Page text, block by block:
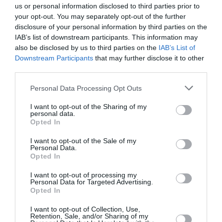
us or personal information disclosed to third parties prior to
your opt-out. You may separately opt-out of the further
disclosure of your personal information by third parties on the
IAB’s list of downstream participants. This information may
also be disclosed by us to third parties on the IAB’s List of
Downstream Participants that may further disclose it to other
Personal Data Processing Opt Outs
I want to opt-out of the Sharing of my
personal data.
Opted In
I want to opt-out of the Sale of my
Personal Data.
Opted In
I want to opt-out of processing my
Personal Data for Targeted Advertising.
Opted In
I want to opt-out of Collection, Use,
Retention, Sale, and/or Sharing of my
οποίες μπορεί να μην έχουν ανάγκη. Επίσης, ο
καφές είναιδιεγερτικός, συνεπώς χαρίζει
ενέργεια από μόνος του κι έτσι αν
συγκρατηθούμε και δεν καταναλώσουμε άλλες
τροφές, μπορεί να μας κρατήσει χορτασμένους